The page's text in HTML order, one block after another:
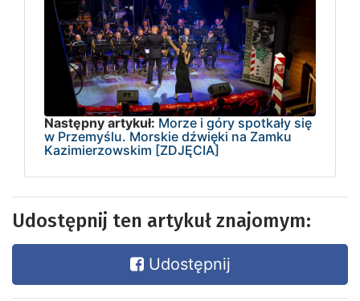
Następny artykuł: Morze i góry spotkały się
w Przemyślu. Morskie dźwięki na Zamku
Kazimierzowskim [ZDJĘCIA]
Udostępnij ten artykuł znajomym:
Udostępnij